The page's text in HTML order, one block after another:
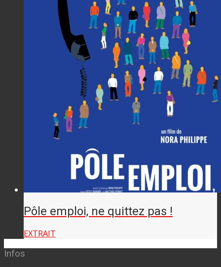
Pôle emploi, ne quittez pas !
EXTRAIT
Infos